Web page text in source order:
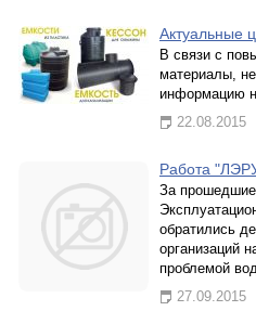
Актуальные
В связи с
материалы,
информацию
22.08.2015
Работа
За
обратились
организаций
проблемой
27.09.2015